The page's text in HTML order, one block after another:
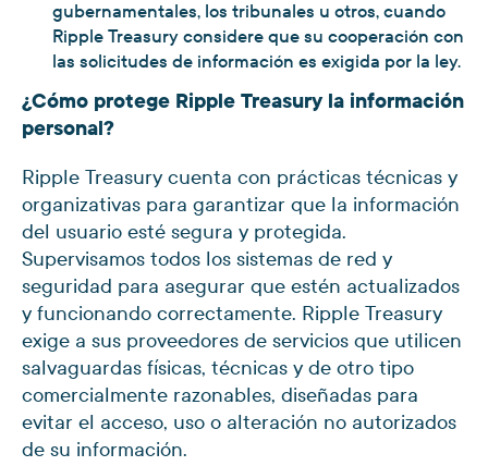
gubernamentales, los tribunales u otros, cuando
Ripple Treasury considere que su cooperación con
las solicitudes de información es exigida por la ley.
¿Cómo protege Ripple Treasury la información
personal?
Ripple Treasury cuenta con prácticas técnicas y
organizativas para garantizar que la información
del usuario esté segura y protegida.
Supervisamos todos los sistemas de red y
seguridad para asegurar que estén actualizados
y funcionando correctamente. Ripple Treasury
exige a sus proveedores de servicios que utilicen
salvaguardas físicas, técnicas y de otro tipo
comercialmente razonables, diseñadas para
evitar el acceso, uso o alteración no autorizados
de su información.